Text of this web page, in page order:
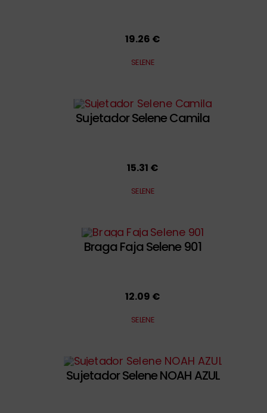
19.26 €
SELENE
Sujetador Selene Camila
15.31 €
SELENE
Braga Faja Selene 901
12.09 €
SELENE
Sujetador Selene NOAH AZUL